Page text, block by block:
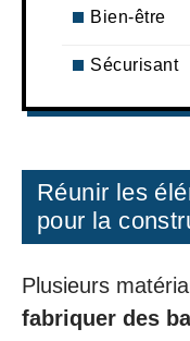
Bien-être
Sécurisant
Réunir les
pour la
Plusieurs
fabriquer des